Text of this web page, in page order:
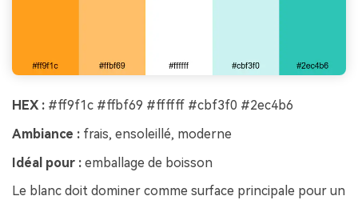
HEX : #ff9f1c #ffbf69 #ffffff #cbf3f0 #2ec4b6
Ambiance : frais, ensoleillé, moderne
Idéal pour : emballage de boisson
Le blanc doit dominer comme surface principale pour un